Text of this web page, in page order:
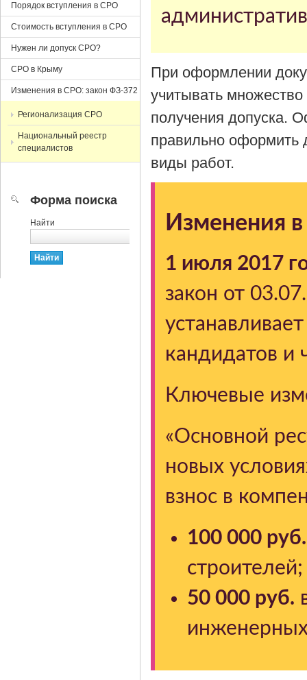
При оформлении
учитывать
получения допуска.
правильно оформить
виды работ.
Изменения
1 июля 2017
закон от
кандидатов и
Ключевые
«Основной
новых
взнос в
100 000 руб.
строителей;
50 000 руб.
Порядок вступления в СРО
Стоимость вступления в СРО
Нужен ли допуск СРО?
СРО в Крыму
Изменения в СРО: закон ФЗ-372
Регионализация СРО
Национальный реестр
специалистов
Форма поиска
Найти